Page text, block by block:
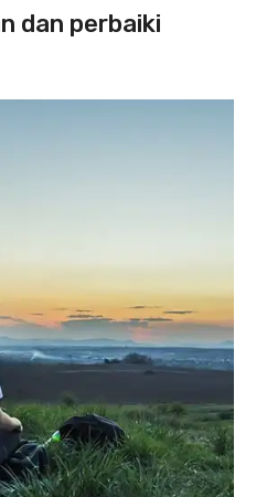
dan perbaiki